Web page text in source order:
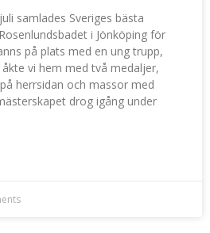
samlades Sveriges bästa
i Jönköping för
på plats med en ung trupp,
vi hem med två medaljer,
herrsidan och massor med
drog igång under